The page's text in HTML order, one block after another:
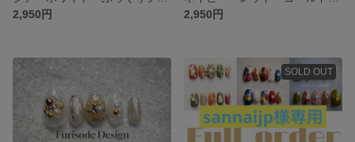
2,950円
2,950円
SOLD OUT